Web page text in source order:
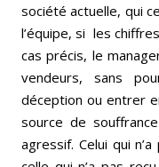
société actuelle, qui
l’équipe, si les
cas précis, le
vendeurs, sans
déception ou entrer
source de
agressif. Celui qui